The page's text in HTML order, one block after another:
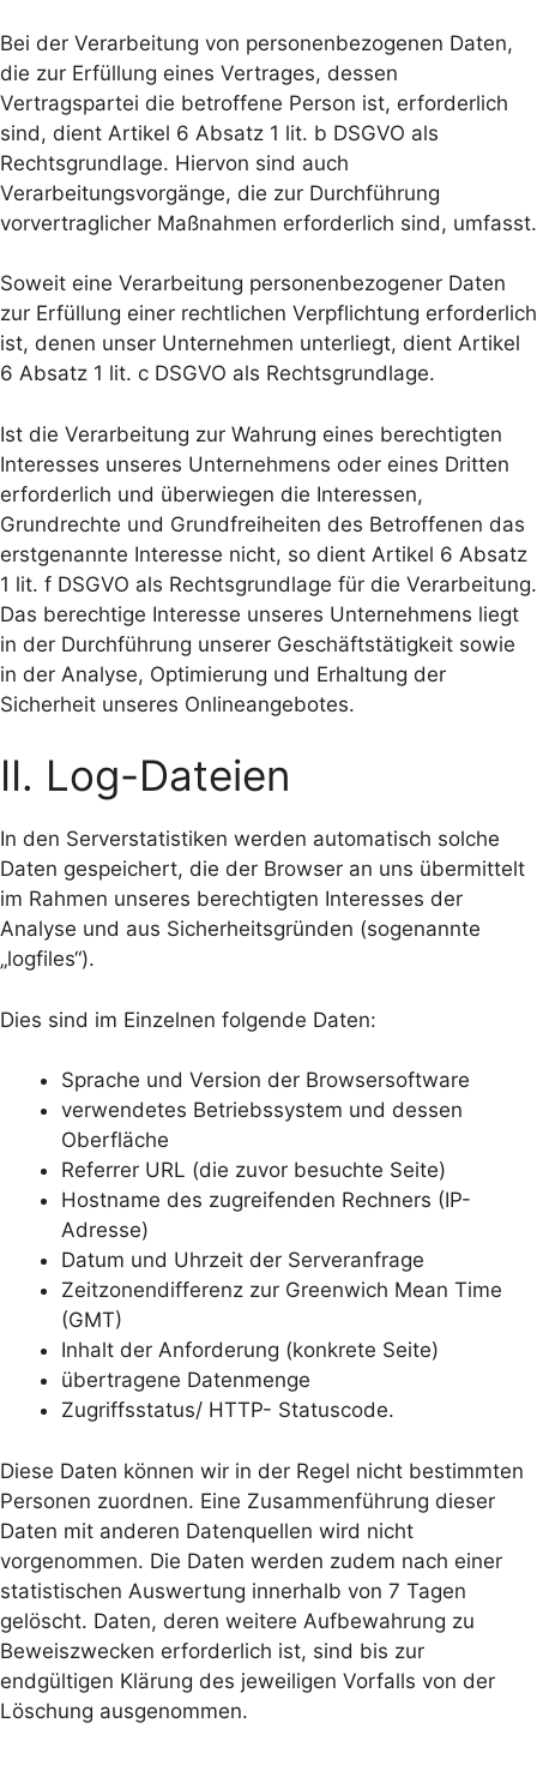
Bei der Verarbeitung von personenbezogenen Daten,
die zur Erfüllung eines Vertrages, dessen
Vertragspartei die betroffene Person ist, erforderlich
sind, dient Artikel 6 Absatz 1 lit. b DSGVO als
Rechtsgrundlage. Hiervon sind auch
Verarbeitungsvorgänge, die zur Durchführung
vorvertraglicher Maßnahmen erforderlich sind, umfasst.
Soweit eine Verarbeitung personenbezogener Daten
zur Erfüllung einer rechtlichen Verpflichtung erforderlich
ist, denen unser Unternehmen unterliegt, dient Artikel
6 Absatz 1 lit. c DSGVO als Rechtsgrundlage.
Ist die Verarbeitung zur Wahrung eines berechtigten
Interesses unseres Unternehmens oder eines Dritten
erforderlich und überwiegen die Interessen,
Grundrechte und Grundfreiheiten des Betroffenen das
erstgenannte Interesse nicht, so dient Artikel 6 Absatz
1 lit. f DSGVO als Rechtsgrundlage für die Verarbeitung.
Das berechtige Interesse unseres Unternehmens liegt
in der Durchführung unserer Geschäftstätigkeit sowie
in der Analyse, Optimierung und Erhaltung der
Sicherheit unseres Onlineangebotes.
II. Log-Dateien
In den Serverstatistiken werden automatisch solche
Daten gespeichert, die der Browser an uns übermittelt
im Rahmen unseres berechtigten Interesses der
Analyse und aus Sicherheitsgründen (sogenannte
„logfiles“).
Dies sind im Einzelnen folgende Daten:
Sprache und Version der Browsersoftware
verwendetes Betriebssystem und dessen
Oberfläche
Referrer URL (die zuvor besuchte Seite)
Hostname des zugreifenden Rechners (IP-
Adresse)
Datum und Uhrzeit der Serveranfrage
Zeitzonendifferenz zur Greenwich Mean Time
(GMT)
Inhalt der Anforderung (konkrete Seite)
übertragene Datenmenge
Zugriffsstatus/ HTTP- Statuscode.
Diese Daten können wir in der Regel nicht bestimmten
Personen zuordnen. Eine Zusammenführung dieser
Daten mit anderen Datenquellen wird nicht
vorgenommen. Die Daten werden zudem nach einer
statistischen Auswertung innerhalb von 7 Tagen
gelöscht. Daten, deren weitere Aufbewahrung zu
Beweiszwecken erforderlich ist, sind bis zur
endgültigen Klärung des jeweiligen Vorfalls von der
Löschung ausgenommen.